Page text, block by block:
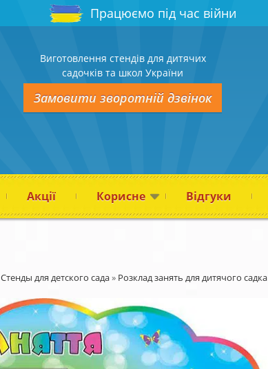
Працюємо під час війни
Виготовлення стендів для дитячих
садочків та школ України
Замовити зворотній дзвінок
Акції Корисне Відгуки
Стенды для детского сада» Розклад занять для дитячого садка